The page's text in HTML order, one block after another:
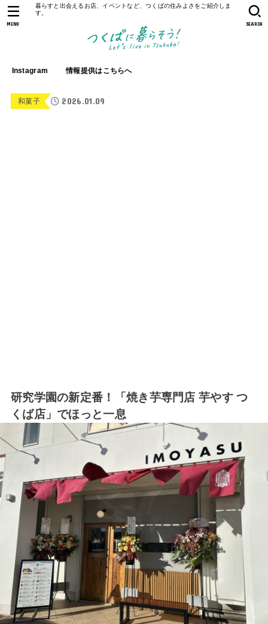
暮らすと出会えるお店、イベントなど、つくばの住みよさをご紹介しま
す。
Instagram 情報提供はこちらへ
SEARCH
MENU
和菓子 2026.01.09
研究学園の新定番！「焼き芋専門店 芋やす つ
くば店」でほっと一息